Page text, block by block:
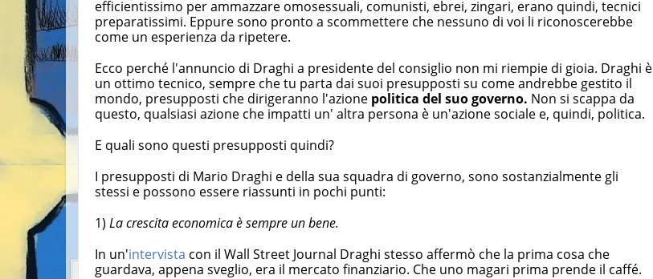
efficientissimo per ammazzare omosessuali, comunisti, ebrei, zingari, erano quindi, tecnici
preparatissimi. Eppure sono pronto a scommettere che nessuno di voi li riconoscerebbe
come un esperienza da ripetere.
Ecco perché l'annuncio di Draghi a presidente del consiglio non mi riempie di gioia. Draghi è
un ottimo tecnico, sempre che tu parta dai suoi presupposti su come andrebbe gestito il
mondo, presupposti che dirigeranno l'azione politica del suo governo. Non si scappa da
questo, qualsiasi azione che impatti un' altra persona è un'azione sociale e, quindi, politica.
E quali sono questi presupposti quindi?
I presupposti di Mario Draghi e della sua squadra di governo, sono sostanzialmente gli
stessi e possono essere riassunti in pochi punti:
1) La crescita economica è sempre un bene.
In un'intervista con il Wall Street Journal Draghi stesso affermò che la prima cosa che
guardava, appena sveglio, era il mercato finanziario. Che uno magari prima prende il caffé.